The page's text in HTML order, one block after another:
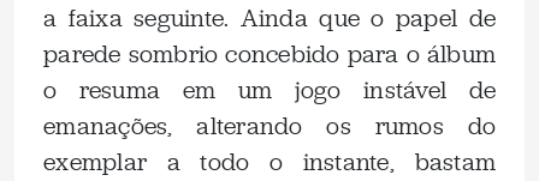
a faixa seguinte. Ainda que o papel de
parede sombrio concebido para o álbum
o resuma em um jogo instável de
emanações, alterando os rumos do
exemplar a todo o instante, bastam